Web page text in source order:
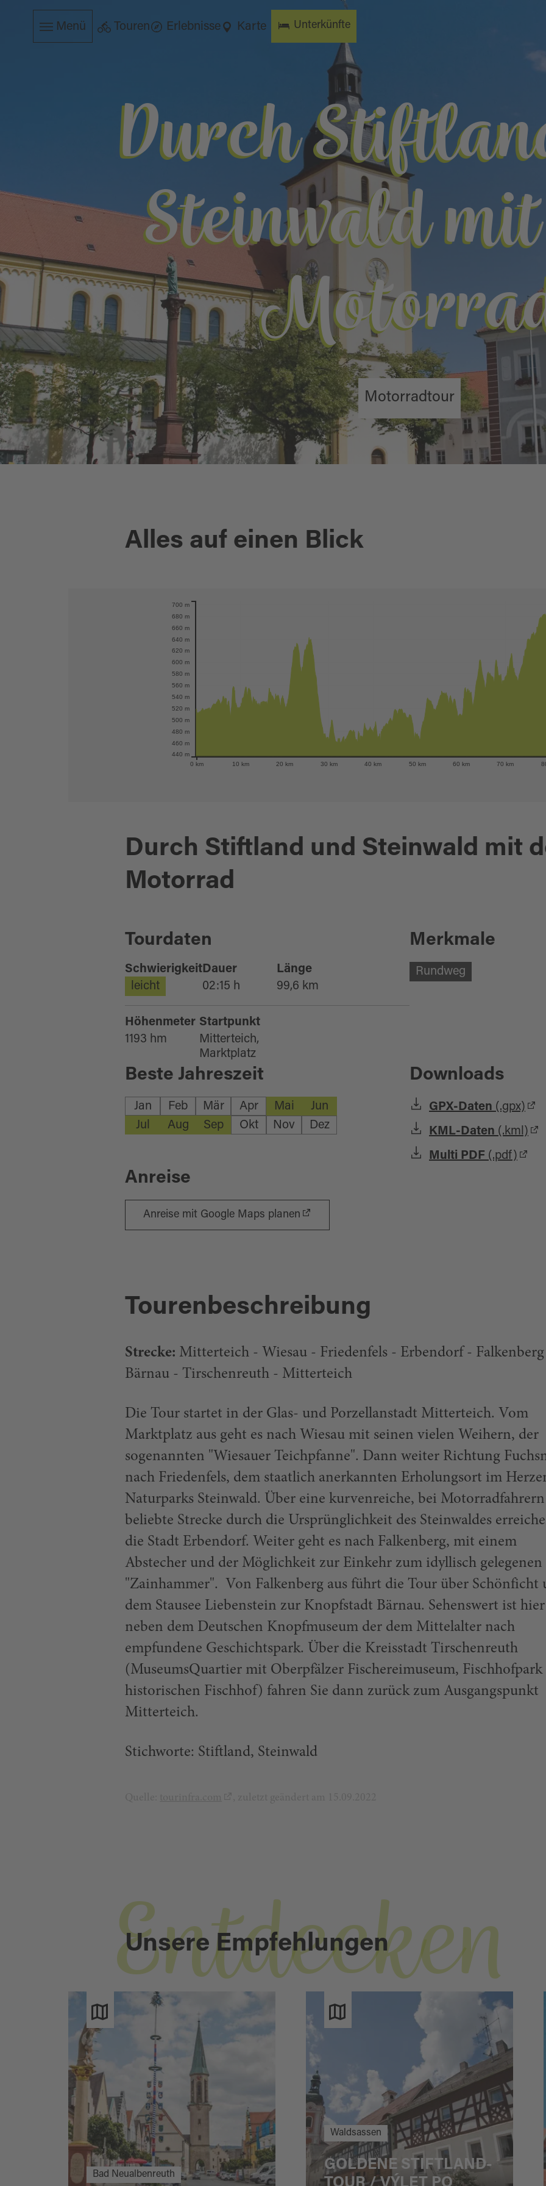
Menü Touren Erlebnisse Karte Unterkünfte
Durch
Steinwald
Motorradtour
Alles auf einen Blick
0 km 10 km 20 km 30 km 40 km 50 km 60 km 70 km
440 m
460 m
480 m
500 m
520 m
540 m
560 m
580 m
600 m
620 m
640 m
660 m
680 m
700 m
Durch Stiftland und Steinwald mit
Motorrad
Tourdaten
Schwierigkeit
leicht
Dauer
02:15 h
Länge
99,6 km
Höhenmeter
1193 hm
Startpunkt
Mitterteich,
Marktplatz
Merkmale
Rundweg
Beste Jahreszeit
Jan Feb Mär Apr Mai
Jun
Jul
Aug Sep Okt Nov Dez
Downloads
GPX-Daten (.gpx)
KML-Daten (.kml)
Multi PDF (.pdf)
Anreise
Anreise mit Google Maps planen
Tourenbeschreibung
Strecke: Mitterteich - Wiesau - Friedenfels - Erbendorf -
Bärnau - Tirschenreuth - Mitterteich
Die Tour startet in der Glas- und Porzellanstadt Mitterteich. Vom
Marktplatz aus geht es nach Wiesau mit seinen vielen Weihern, der
sogenannten "Wiesauer Teichpfanne". Dann weiter Richtung
nach Friedenfels, dem staatlich anerkannten Erholungsort im
Naturparks Steinwald. Über eine kurvenreiche, bei Motorradfahrern
beliebte Strecke durch die Ursprünglichkeit des Steinwaldes
die Stadt Erbendorf. Weiter geht es nach Falkenberg, mit einem
Abstecher und der Möglichkeit zur Einkehr zum idyllisch gelegenen
"Zainhammer". Von Falkenberg aus führt die Tour über Schönficht
dem Stausee Liebenstein zur Knopfstadt Bärnau. Sehenswert ist hier
neben dem Deutschen Knopfmuseum der dem Mittelalter nach
empfundene Geschichtspark. Über die Kreisstadt Tirschenreuth
(MuseumsQuartier mit Oberpfälzer Fischereimuseum, Fischhofpark
historischen Fischhof) fahren Sie dann zurück zum Ausgangspunkt
Mitterteich.
Stichworte: Stiftland, Steinwald
Unsere Empfehlungen
Entdecken
Bad Neualbenreuth
Waldsassen
GOLDENE STIFTLAND-